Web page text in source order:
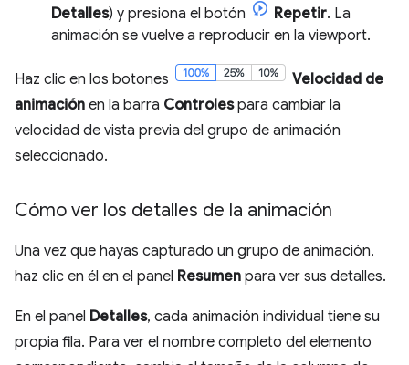
Detalles) y presiona el botón Repetir. La
animación se vuelve a reproducir en la viewport.
Haz clic en los botones
Velocidad de
animación en la barra Controlespara cambiar la
velocidad de vista previa del grupo de animación
seleccionado.
Cómo ver los detalles de la animación
Una vez que hayas capturado un grupo de animación,
haz clic en él en el panel Resumen para ver sus detalles.
En el panel Detalles, cada animación individual tiene su
propia fila. Para ver el nombre completo del elemento